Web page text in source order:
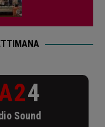
4
Sound